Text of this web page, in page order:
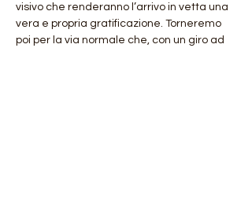
visivo che renderanno l’arrivo in vetta una
vera e propria gratificazione. Torneremo
poi per la via normale che, con un giro ad